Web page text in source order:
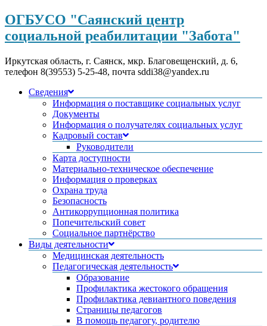
ОГБУСО "Саянский центр
социальной реабилитации "Забота"
Иркутская область, г. Саянск, мкр. Благовещенский, д. 6,
телефон 8(39553) 5-25-48, почта sddi38@yandex.ru
Сведения
Информация о поставщике социальных услуг
Документы
Информация о получателях социальных услуг
Кадровый состав
Руководители
Карта доступности
Материально-техническое обеспечение
Информация о проверках
Охрана труда
Безопасность
Антикоррупционная политика
Попечительский совет
Социальное партнёрство
Виды деятельности
Медицинская деятельность
Педагогическая деятельность
Образование
Профилактика жестокого обращения
Профилактика девиантного поведения
Страницы педагогов
В помощь педагогу, родителю